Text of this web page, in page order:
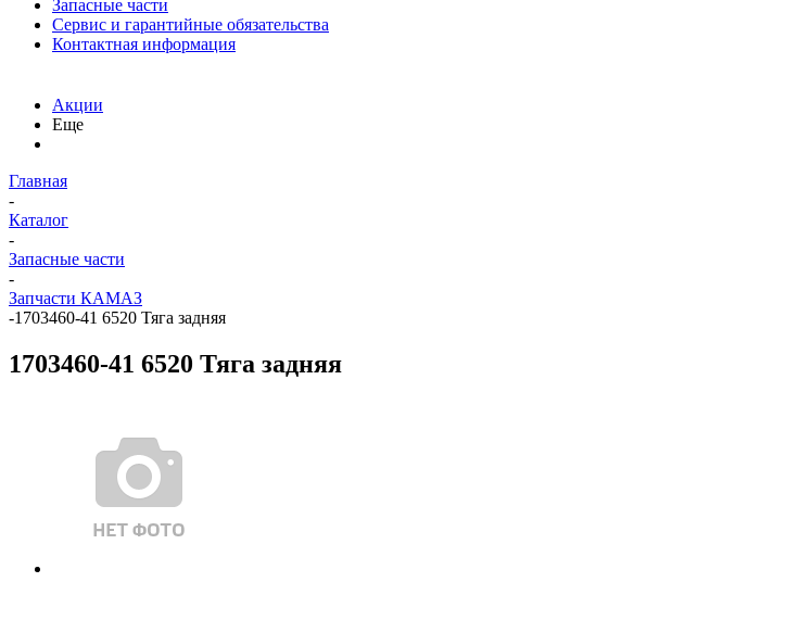
Запасные части
Сервис и гарантийные обязательства
Контактная информация
Акции
Еще
Главная
-
Каталог
-
Запасные части
-
Запчасти КАМАЗ
-1703460-41 6520 Тяга задняя
1703460-41 6520 Тяга задняя